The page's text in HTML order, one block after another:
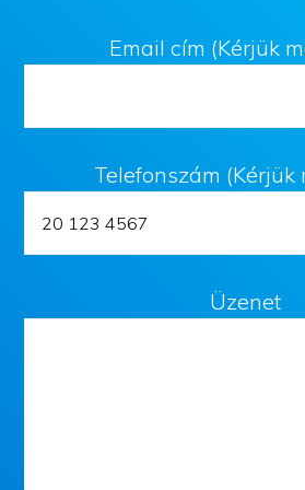
Email cím (Kérjük
Telefonszám (Kérjük
Üzenet